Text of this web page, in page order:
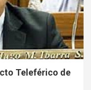
Teleférico de